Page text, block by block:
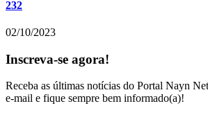
232
02/10/2023
Inscreva-se agora!
Receba as últimas notícias do Portal Nayn
e-mail e fique sempre bem informado(a)!